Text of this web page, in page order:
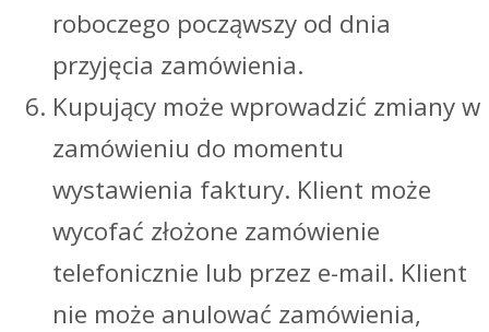
roboczego począwszy od dnia
przyjęcia zamówienia.
Kupujący może wprowadzić zmiany w
zamówieniu do momentu
wystawienia faktury. Klient może
wycofać złożone zamówienie
telefonicznie lub przez e-mail. Klient
nie może anulować zamówienia,